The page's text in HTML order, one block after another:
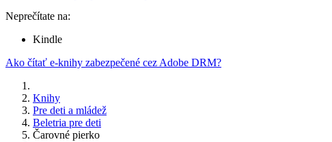
Neprečítate na:
Kindle
Ako čítať e-knihy zabezpečené cez Adobe DRM?
Knihy
Pre deti a mládež
Beletria pre deti
Čarovné pierko